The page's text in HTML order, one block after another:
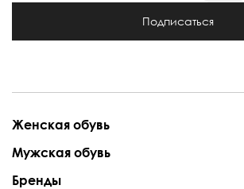
Подписаться
Женская обувь
Мужская обувь
Бренды